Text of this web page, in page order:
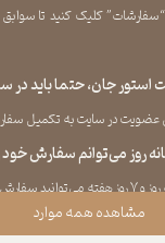
کلیک کنید تا
استور جان، حتما باید
عضویت در سایت به تکمیل
روز می‌توانم سفارش خود
مشاهده همه موارد